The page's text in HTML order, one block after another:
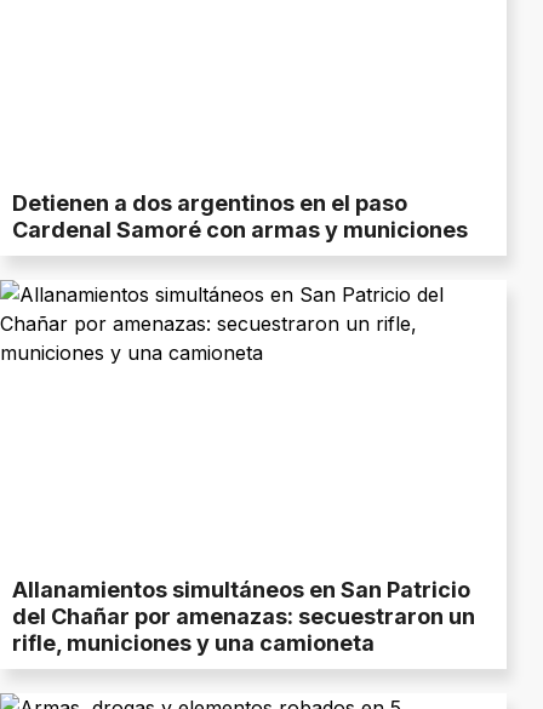
Detienen a dos argentinos en el paso
Cardenal Samoré con armas y municiones
Allanamientos simultáneos en San Patricio
del Chañar por amenazas: secuestraron un
rifle, municiones y una camioneta